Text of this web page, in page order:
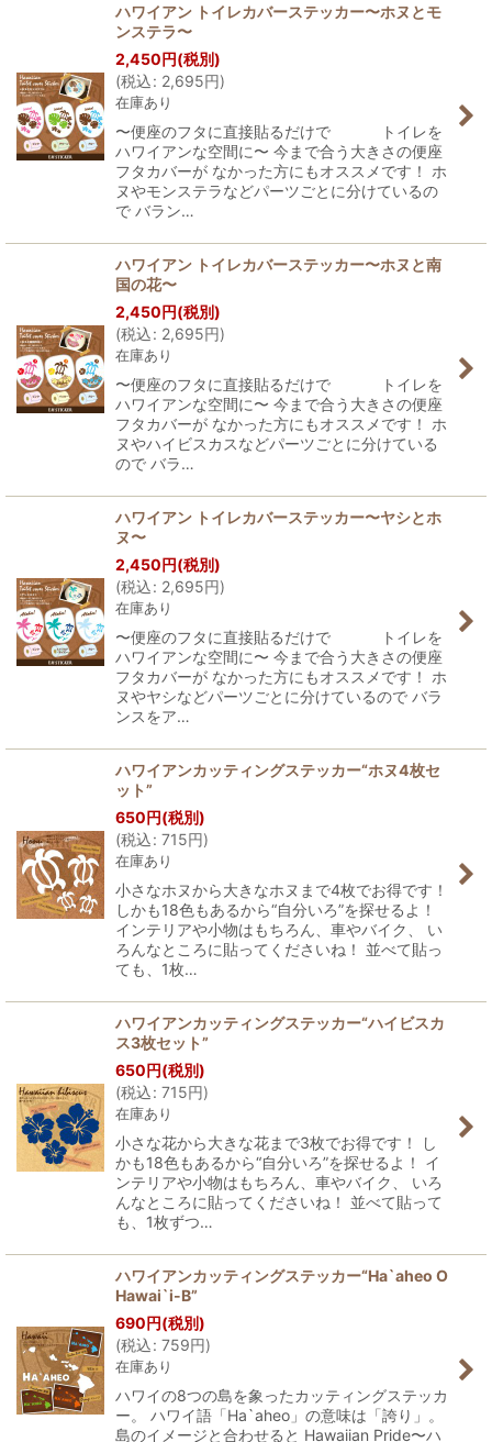
ハワイアン トイレカバーステッカー〜ホヌとモ
ンステラ〜
2,450円(税別)
(税込: 2,695円)
在庫あり
〜便座のフタに直接貼るだけで トイレを
ハワイアンな空間に〜 今まで合う大きさの便座
フタカバーが なかった方にもオススメです！ ホ
ヌやモンステラなどパーツごとに分けているの
で バラン…
ハワイアン トイレカバーステッカー〜ホヌと南
国の花〜
2,450円(税別)
(税込: 2,695円)
在庫あり
〜便座のフタに直接貼るだけで トイレを
ハワイアンな空間に〜 今まで合う大きさの便座
フタカバーが なかった方にもオススメです！ ホ
ヌやハイビスカスなどパーツごとに分けている
ので バラ…
ハワイアン トイレカバーステッカー〜ヤシとホ
ヌ〜
2,450円(税別)
(税込: 2,695円)
在庫あり
〜便座のフタに直接貼るだけで トイレを
ハワイアンな空間に〜 今まで合う大きさの便座
フタカバーが なかった方にもオススメです！ ホ
ヌやヤシなどパーツごとに分けているので バラ
ンスをア…
ハワイアンカッティングステッカー“ホヌ4枚セ
ット”
650円(税別)
(税込: 715円)
在庫あり
小さなホヌから大きなホヌまで4枚でお得です！
しかも18色もあるから“自分いろ”を探せるよ！
インテリアや小物はもちろん、車やバイク、 い
ろんなところに貼ってくださいね！ 並べて貼っ
ても、1枚…
ハワイアンカッティングステッカー“ハイビスカ
ス3枚セット”
650円(税別)
(税込: 715円)
在庫あり
小さな花から大きな花まで3枚でお得です！ し
かも18色もあるから“自分いろ”を探せるよ！ イ
ンテリアや小物はもちろん、車やバイク、 いろ
んなところに貼ってくださいね！ 並べて貼って
も、1枚ずつ…
ハワイアンカッティングステッカー“Ha`aheo O
Hawai`i-B”
690円(税別)
(税込: 759円)
在庫あり
ハワイの8つの島を象ったカッティングステッカ
ー。 ハワイ語「Ha`aheo」の意味は「誇り」。
島のイメージと合わせると Hawaiian Pride〜ハ